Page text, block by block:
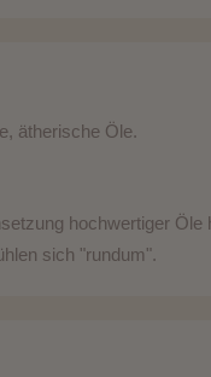
ätherische Öle.
hochwertiger Öle
sich "rundum".